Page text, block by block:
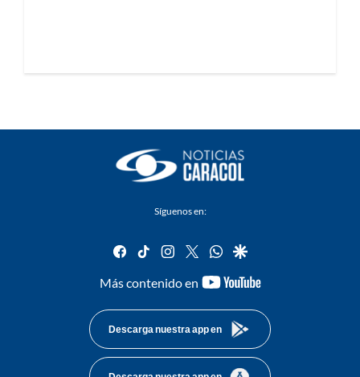
Síguenos en:
facebook
tiktok instagram
twitterwhatsapp
google
Más contenido en
youtube-
Descarga nuestra app en